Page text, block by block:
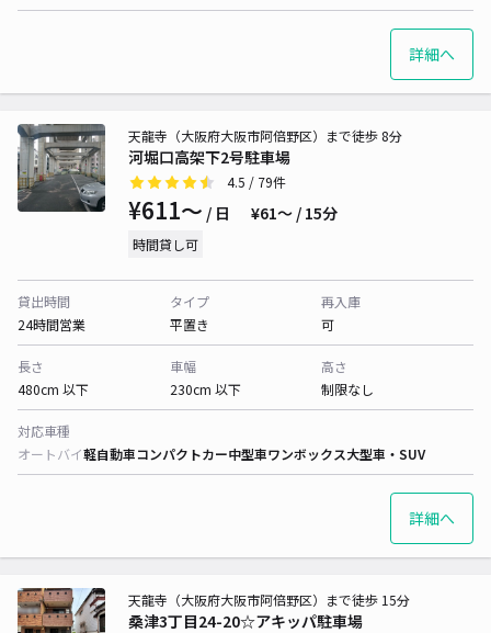
詳細へ
河堀口高架下2号駐車場
天龍寺（大阪府大阪市阿倍野区）まで徒歩 8分
4.5 / 79件
¥611〜 / 日 ¥61〜 / 15分
時間貸し可
貸出時間
24時間営業
タイプ
平置き
再入庫
可
長さ
480cm 以下
車幅
230cm 以下
高さ
制限なし
対応車種
オートバイ軽自動車コンパクトカー中型車ワンボックス大型車・SUV
詳細へ
桑津3丁目24-20☆アキッパ駐車場
天龍寺（大阪府大阪市阿倍野区）まで徒歩 15分